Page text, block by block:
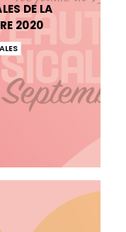
DE LA
2020